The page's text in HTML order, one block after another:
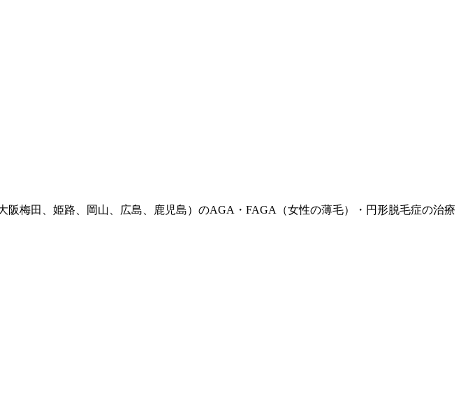
梅田、姫路、岡山、広島、鹿児島）のAGA・FAGA（女性の薄毛）・円形脱毛症の治療